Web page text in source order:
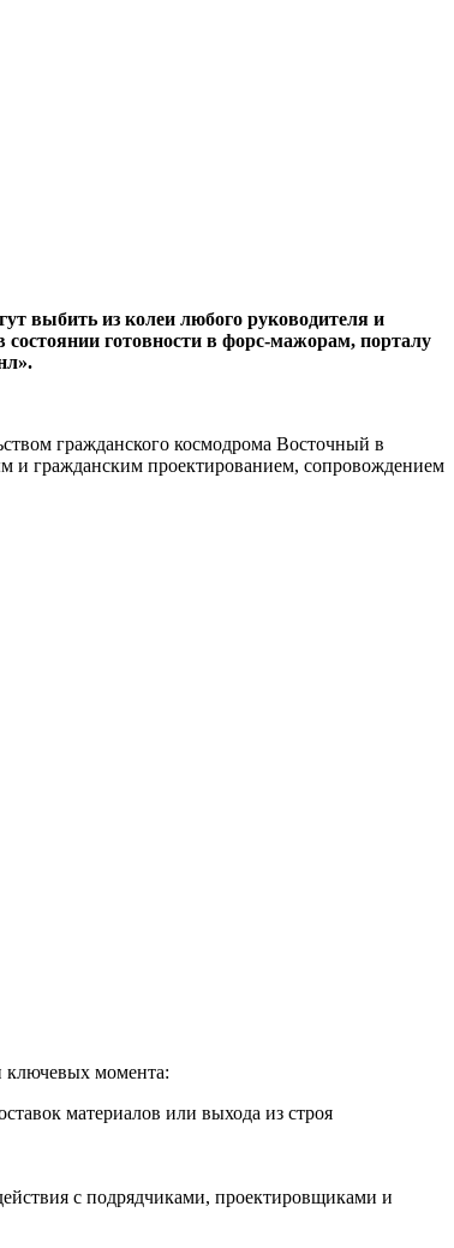
выбить из колеи любого руководителя и
готовности в форс-мажорам, порталу
гражданского космодрома Восточный в
и гражданским проектированием, сопровождением
ключевых момента:
материалов или выхода из строя
с подрядчиками, проектировщиками и